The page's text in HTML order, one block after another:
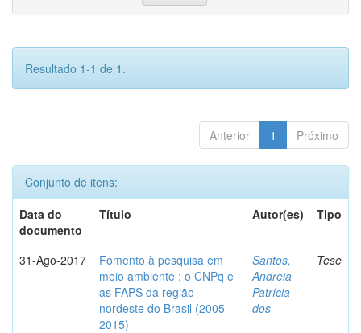
Resultado 1-1 de 1.
Anterior 1 Próximo
Conjunto de itens:
Data do
documento
Título Autor(es) Tipo
31-Ago-2017
Fomento à pesquisa em
meio ambiente : o CNPq e
as FAPS da região
nordeste do Brasil (2005-
2015)
Santos,
Andreia
Patrícia
dos
Tese